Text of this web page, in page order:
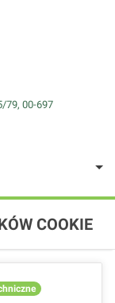
79, 00-697
COOKIE